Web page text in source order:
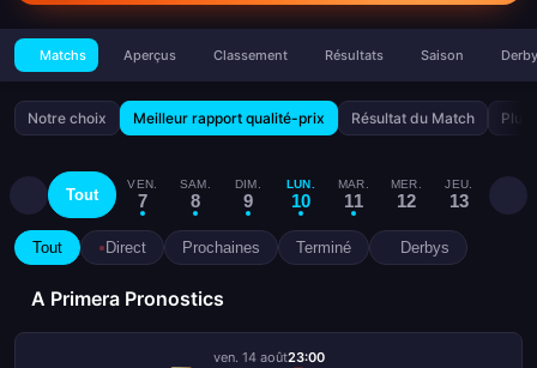
Matchs Aperçus Classement Résultats Saison
Notre choix Meilleur rapport qualité-prix Résultat du Match Plus
Tout
VEN.
7
SAM.
8
DIM.
9
LUN.
10
MAR.
11
MER.
12
JEU.
13
VEN.
Tout Direct Prochaines Terminé Derbys
A Primera Pronostics
ven. 14 août23:00